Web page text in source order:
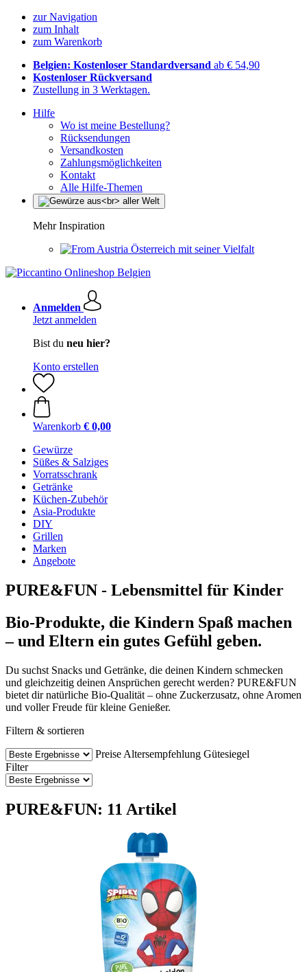
zur Navigation
zum Inhalt
zum Warenkorb
Belgien: Kostenloser Standardversand ab € 54,90
Kostenloser Rückversand
Zustellung in 3 Werktagen.
Hilfe
Wo ist meine Bestellung?
Rücksendungen
Versandkosten
Zahlungsmöglichkeiten
Kontakt
Alle Hilfe-Themen
Mehr Inspiration
Österreich mit seiner Vielfalt
Anmelden
Jetzt anmelden
Bist du neu hier?
Konto erstellen
Warenkorb € 0,00
Gewürze
Süßes & Salziges
Vorratsschrank
Getränke
Küchen-Zubehör
Asia-Produkte
DIY
Grillen
Marken
Angebote
PURE&FUN - Lebensmittel für Kinder
Bio-Produkte, die Kindern Spaß machen
– und Eltern ein gutes Gefühl geben.
Du suchst Snacks und Getränke, die deinen Kindern schmecken
und gleichzeitig deinen Ansprüchen gerecht werden? PURE&FUN
bietet dir natürliche Bio-Qualität – ohne Zuckerzusatz, ohne Aromen
und voller Freude für kleine Genießer.
Filtern & sortieren
Preise Altersempfehlung Gütesiegel
Filter
PURE&FUN: 11 Artikel